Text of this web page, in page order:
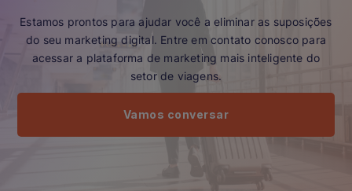
Estamos prontos para ajudar você a eliminar as suposições
do seu marketing digital. Entre em contato conosco para
acessar a plataforma de marketing mais inteligente do
setor de viagens.
Vamos conversar